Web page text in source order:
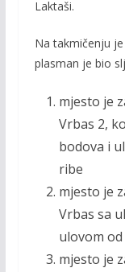
o
k
Laktaši.
Na takmičenju
plasman je bio
mjesto je
Vrbas 2,
bodova i
ribe
mjesto je
Vrbas sa
ulovom
mjesto je